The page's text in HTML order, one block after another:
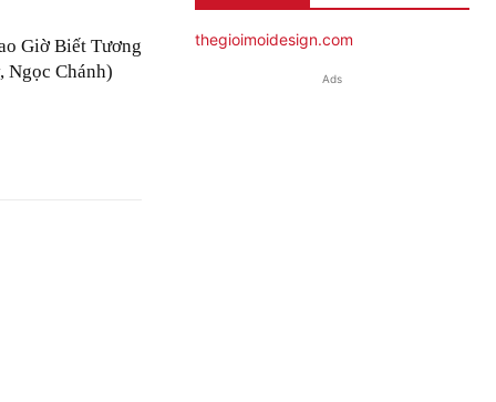
Giờ Biết Tương
Ngọc Chánh)
thegioimoidesign.com
Ads